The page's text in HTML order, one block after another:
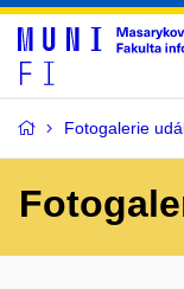
Fotogalerie